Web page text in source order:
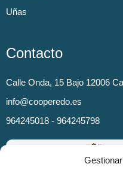
Uñas
Contacto
Calle Onda, 15 Bajo 12006
info@cooperedo.es
964245018 - 964245798